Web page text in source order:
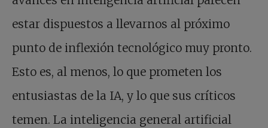
estar dispuestos a llevarnos al próximo
punto de inflexión tecnológico muy pronto.
Esto es, al menos, lo que prometen los
entusiastas de la IA, y lo que sus críticos
temen. La inteligencia general artificial